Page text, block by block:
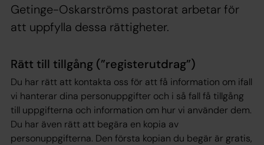
Getinge-Oskarströms pastorat arbetar för
att uppfylla dessa rättigheter.
Rätt till tillgång (”registerutdrag”)
Du har rätt att kontakta oss för att få information om ifall
vi hanterar dina personuppgifter och i så fall få tillgång
till uppgifterna och information om hur vi använder dem.
Du har även rätt att begära en kopia av
personuppgifterna. Den första kopian du begär är gratis,